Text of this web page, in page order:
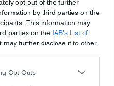
opt-out of the further
by third parties on the
This information may
parties on the IAB’s List of
may further disclose it to other
uses one or more Google
Opt Outs
the spiders from Mars,
στον Κήπο του
με το Athens Open Air
–για δεύτερη χρονιά– με